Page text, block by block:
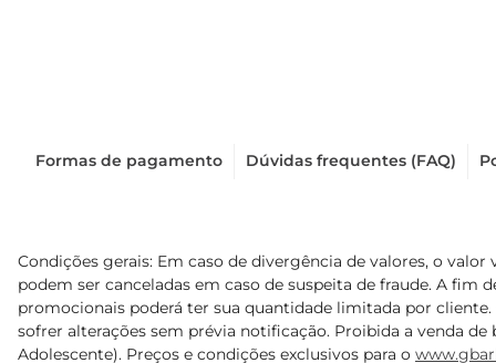
Formas de pagamento Dúvidas frequentes (FAQ)
Condições gerais: Em caso de divergência de valores, o
podem ser canceladas em caso de suspeita de fraude. A
promocionais poderá ter sua quantidade limitada por
sofrer alterações sem prévia notificação. Proibida a venda de
Adolescente). Preços e condições exclusivos para o